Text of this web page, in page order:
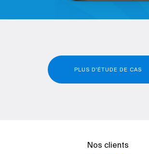
PLUS D'ÉTUDE DE CAS
Nos clients